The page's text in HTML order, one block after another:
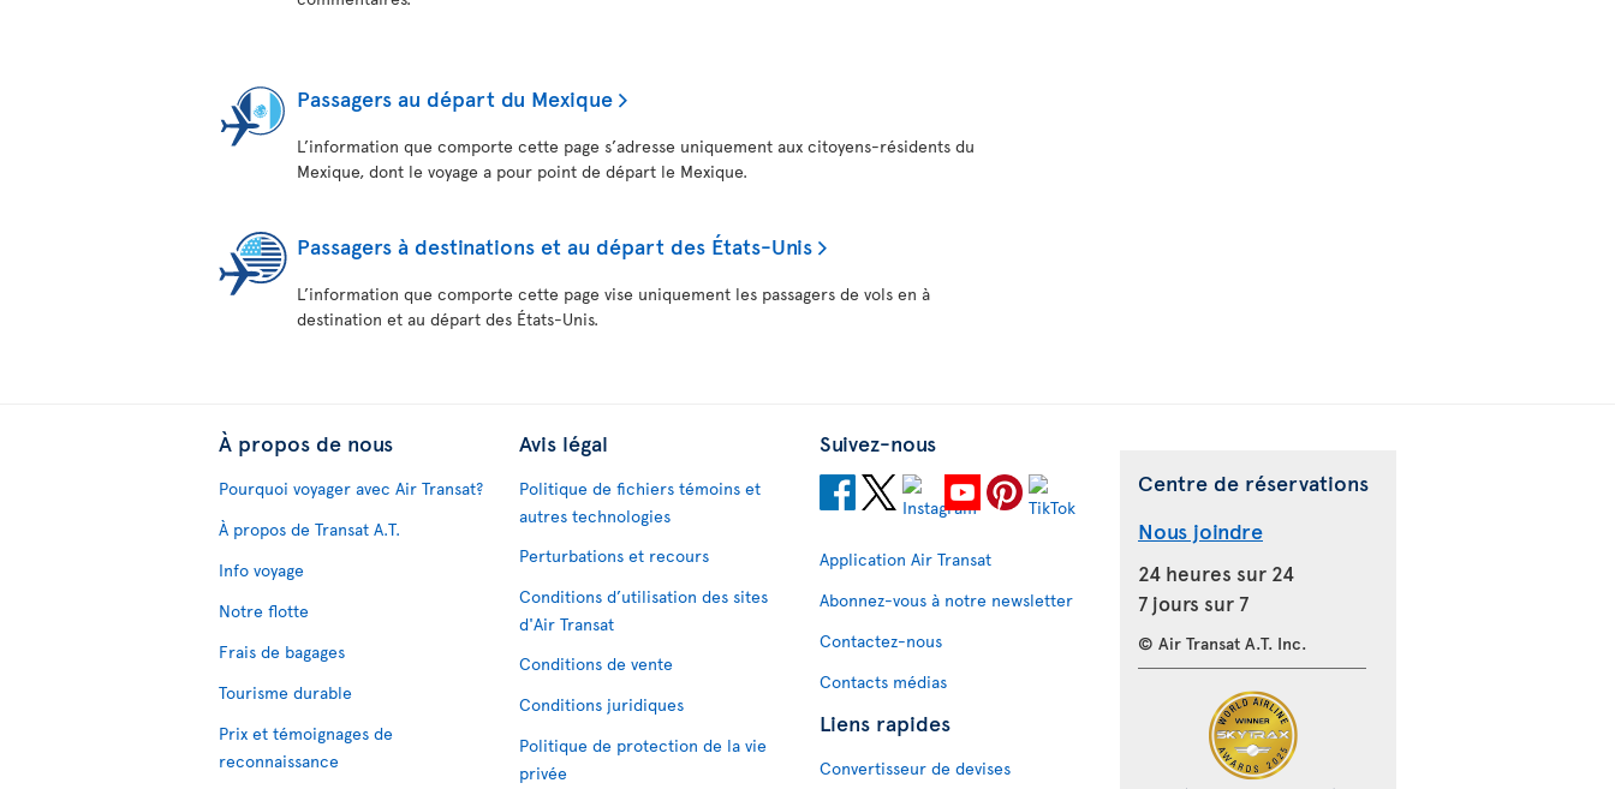
Passagers au départ du Mexique
L’information que comporte cette page s’adresse uniquement aux citoyens-résidents du
Mexique, dont le voyage a pour point de départ le Mexique.
Passagers à destinations et au départ des États-Unis
L’information que comporte cette page vise uniquement les passagers de vols en à
destination et au départ des États-Unis.
À propos de nous
Pourquoi voyager avec Air Transat?
À propos de Transat A.T.
Info voyage
Notre flotte
Frais de bagages
Tourisme durable
Prix et témoignages de
reconnaissance
Avis légal
Politique de fichiers témoins et
autres technologies
Perturbations et recours
Conditions d’utilisation des sites
d'Air Transat
Conditions de vente
Conditions juridiques
Politique de protection de la vie
privée
Suivez-nous
Application Air Transat
Abonnez-vous à notre newsletter
Contactez-nous
Contacts médias
Liens rapides
Convertisseur de devises
Centre de réservations
Nous joindre
24 heures sur 24
7 jours sur 7
© Air Transat A.T. Inc.